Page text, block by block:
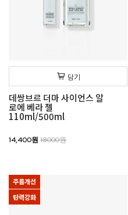
담기
데쌍브르 더마 사이언스 알
로에 베라 젤
110ml/500ml
14,400원 18000원
주름개선
탄력강화